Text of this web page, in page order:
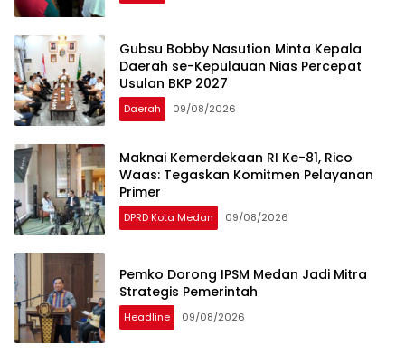
Gubsu Bobby Nasution Minta Kepala
Daerah se-Kepulauan Nias Percepat
Usulan BKP 2027
Daerah 09/08/2026
Maknai Kemerdekaan RI Ke-81, Rico
Waas: Tegaskan Komitmen Pelayanan
Primer
DPRD Kota Medan 09/08/2026
Pemko Dorong IPSM Medan Jadi Mitra
Strategis Pemerintah
Headline 09/08/2026